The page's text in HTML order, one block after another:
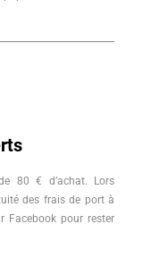
80 € d’achat. Lors
des frais de port à
Facebook pour rester